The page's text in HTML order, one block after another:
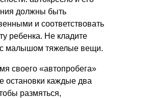
должны быть
и соответствовать
ребенка. Не кладите
малышом тяжелые вещи.
своего «автопробега»
остановки каждые два
размяться,